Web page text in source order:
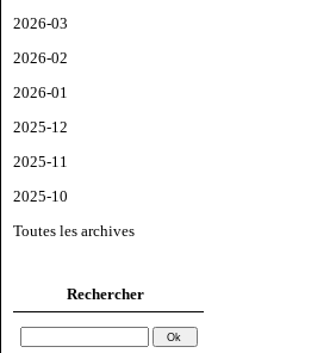
2026-03
2026-02
2026-01
2025-12
2025-11
2025-10
Toutes les archives
Rechercher